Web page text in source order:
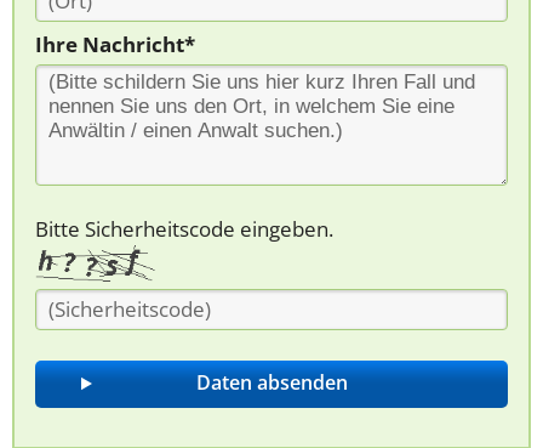
Ihre Nachricht*
Bitte Sicherheitscode eingeben.